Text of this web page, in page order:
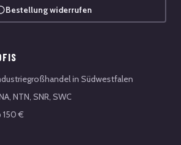
Bestellung widerrufen
in Südwestfalen
NTN, SNR, SWC
150 €